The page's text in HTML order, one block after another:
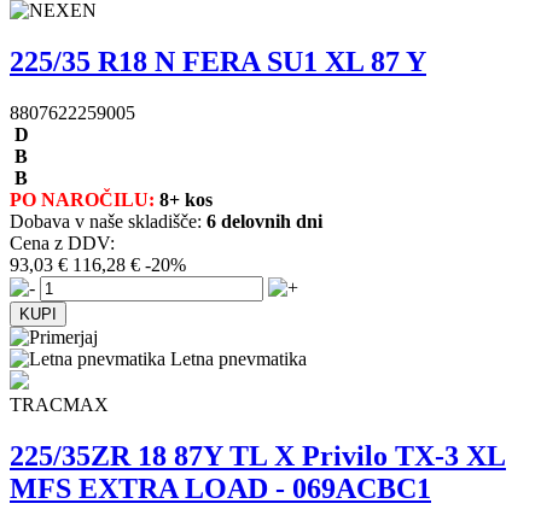
225/35 R18 N FERA SU1 XL 87 Y
8807622259005
D
B
B
PO NAROČILU: 8+ kos
Dobava v naše skladišče: 6 delovnih dni
Cena z DDV:
93,03 € 116,28 € -20%
Letna pnevmatika
TRACMAX
225/35ZR 18 87Y TL X Privilo TX-3 XL
MFS EXTRA LOAD - 069ACBC1